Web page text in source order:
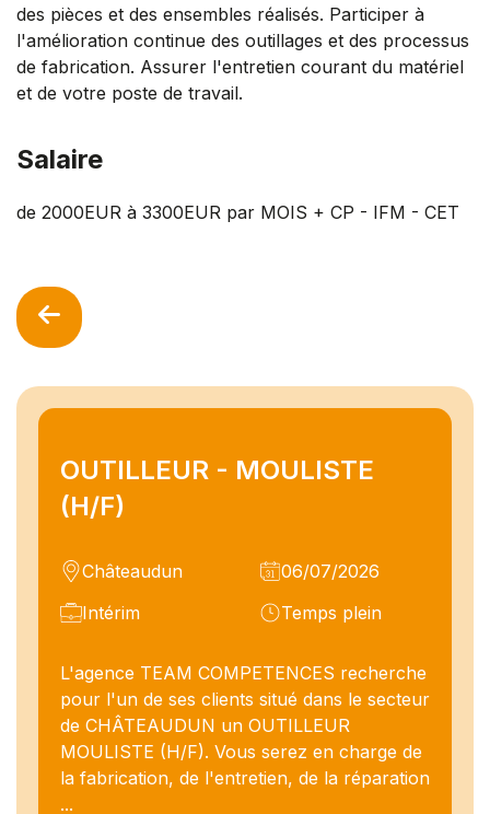
OUTILLEUR - MOULISTE
(H/F)
Châteaudun
06/07/2026
Intérim
Temps plein
L'agence TEAM COMPETENCES recherche
pour l'un de ses clients situé dans le secteur
de CHÂTEAUDUN un OUTILLEUR
MOULISTE (H/F). Vous serez en charge de
la fabrication, de l'entretien, de la réparation
...
des pièces et des ensembles réalisés. Participer à
l'amélioration continue des outillages et des processus
de fabrication. Assurer l'entretien courant du matériel
et de votre poste de travail.
Salaire
de 2000EUR à 3300EUR par MOIS + CP - IFM - CET